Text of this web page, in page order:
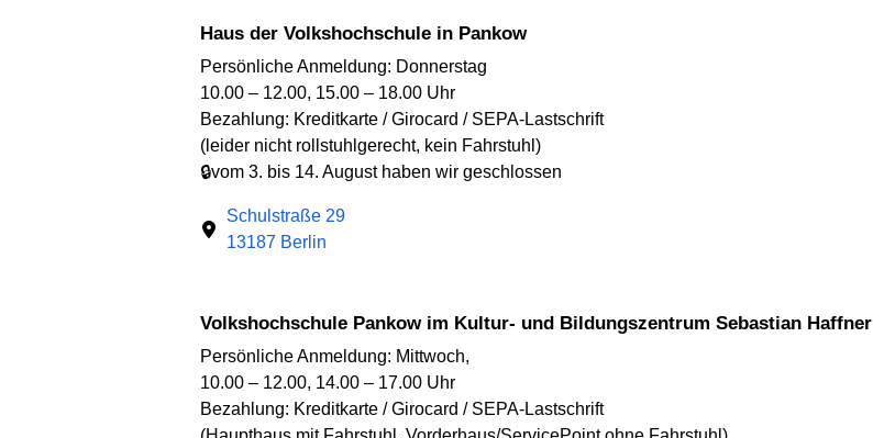
Haus der Volkshochschule in Pankow
Persönliche Anmeldung: Donnerstag
10.00 – 12.00, 15.00 – 18.00 Uhr
Bezahlung: Kreditkarte / Girocard / SEPA-Lastschrift
(leider nicht rollstuhlgerecht, kein Fahrstuhl)
🔒vom 3. bis 14. August haben wir geschlossen
Schulstraße 29
13187 Berlin
Volkshochschule Pankow im Kultur- und Bildungszentrum Sebastian Haffner
Persönliche Anmeldung: Mittwoch,
10.00 – 12.00, 14.00 – 17.00 Uhr
Bezahlung: Kreditkarte / Girocard / SEPA-Lastschrift